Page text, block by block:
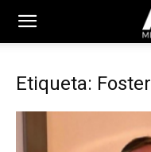
Etiqueta: